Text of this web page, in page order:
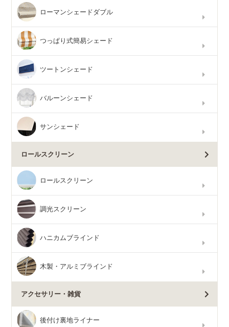
ローマンシェードダブル
つっぱり式簡易シェード
ツートンシェード
バルーンシェード
サンシェード
ロールスクリーン
ロールスクリーン
調光スクリーン
ハニカムブラインド
木製・アルミブラインド
アクセサリー・雑貨
後付け裏地ライナー